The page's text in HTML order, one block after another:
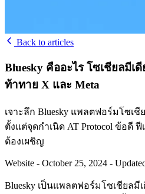
Back to articles
Bluesky คืออะไร โซเชียลมีเ
ท้าทาย X และ Meta
เจาะลึก Bluesky แพลตฟอร์มโซเ
ตั้งแต่จุดกำเนิด AT Protocol ข้อดี
ต้องเผชิญ
Website - October 25, 2024 -
Bluesky เป็นแพลตฟอร์มโซเชียลมี